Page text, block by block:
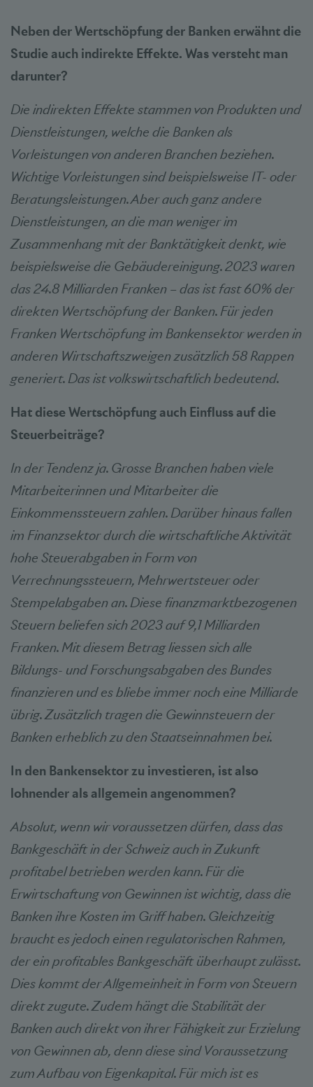
Neben der Wertschöpfung der Banken erwähnt die
Studie auch indirekte Effekte. Was versteht man
darunter?
Die indirekten Effekte stammen von Produkten und
Dienstleistungen, welche die Banken als
Vorleistungen von anderen Branchen beziehen.
Wichtige Vorleistungen sind beispielsweise IT- oder
Beratungsleistungen. Aber auch ganz andere
Dienstleistungen, an die man weniger im
Zusammenhang mit der Banktätigkeit denkt, wie
beispielsweise die Gebäudereinigung. 2023 waren
das 24.8 Milliarden Franken – das ist fast 60% der
direkten Wertschöpfung der Banken. Für jeden
Franken Wertschöpfung im Bankensektor werden in
anderen Wirtschaftszweigen zusätzlich 58 Rappen
generiert. Das ist volkswirtschaftlich bedeutend.
Hat diese Wertschöpfung auch Einfluss auf die
Steuerbeiträge?
In der Tendenz ja. Grosse Branchen haben viele
Mitarbeiterinnen und Mitarbeiter die
Einkommenssteuern zahlen. Darüber hinaus fallen
im Finanzsektor durch die wirtschaftliche Aktivität
hohe Steuerabgaben in Form von
Verrechnungssteuern, Mehrwertsteuer oder
Stempelabgaben an. Diese finanzmarktbezogenen
Steuern beliefen sich 2023 auf 9,1 Milliarden
Franken. Mit diesem Betrag liessen sich alle
Bildungs- und Forschungsabgaben des Bundes
finanzieren und es bliebe immer noch eine Milliarde
übrig. Zusätzlich tragen die Gewinnsteuern der
Banken erheblich zu den Staatseinnahmen bei.
In den Bankensektor zu investieren, ist also
lohnender als allgemein angenommen?
Absolut, wenn wir voraussetzen dürfen, dass das
Bankgeschäft in der Schweiz auch in Zukunft
profitabel betrieben werden kann. Für die
Erwirtschaftung von Gewinnen ist wichtig, dass die
Banken ihre Kosten im Griff haben. Gleichzeitig
braucht es jedoch einen regulatorischen Rahmen,
der ein profitables Bankgeschäft überhaupt zulässt.
Dies kommt der Allgemeinheit in Form von Steuern
direkt zugute. Zudem hängt die Stabilität der
Banken auch direkt von ihrer Fähigkeit zur Erzielung
von Gewinnen ab, denn diese sind Voraussetzung
zum Aufbau von Eigenkapital. Für mich ist es